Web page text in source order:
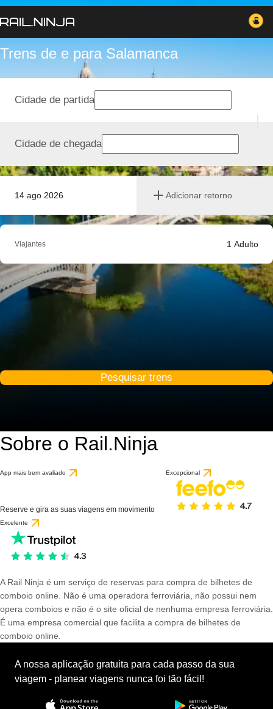
Trens de e para Salamanca
14 ago 2026 Adicionar retorno
Cidade de partida
Cidade de chegada
Viajantes 1 Adulto
Pesquisar trens
Sobre o Rail.Ninja
App mais bem avaliado
Reserve e gira as suas viagens em movimento
Excepcional
Excelente
A Rail Ninja é um serviço de reservas para compra de bilhetes de
comboio online. Não é uma operadora ferroviária, não possui nem
opera comboios e não é o site oficial de nenhuma empresa ferroviária.
É uma empresa comercial que facilita a compra de bilhetes de
comboio online.
A nossa aplicação gratuita para cada passo da sua
viagem - planear viagens nunca foi tão fácil!